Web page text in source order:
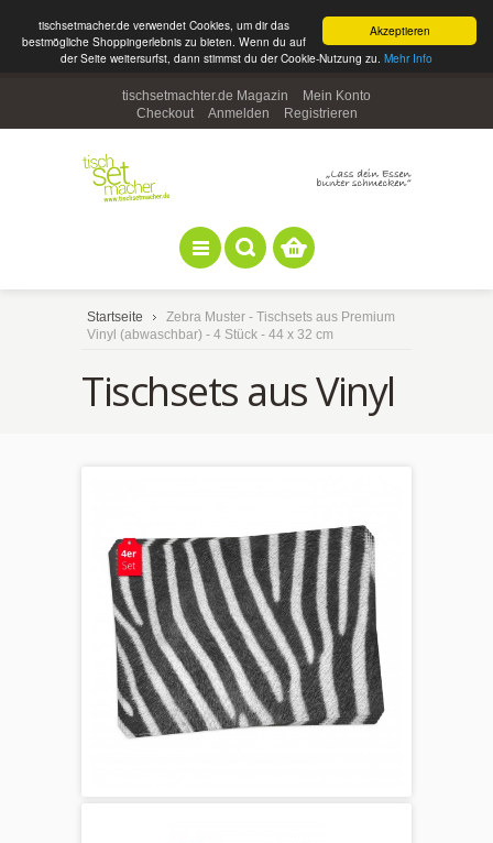
Akzeptieren
tischsetmacher.de verwendet Cookies, um dir das
bestmögliche Shoppingerlebnis zu bieten. Wenn du auf
der Seite weitersurfst, dann stimmst du der Cookie-Nutzung zu. Mehr Info
tischsetmachter.de Magazin
Mein Konto
Checkout
Anmelden Registrieren
Startseite
Zebra Muster - Tischsets aus Premium
Vinyl (abwaschbar) - 4 Stück - 44 x 32 cm
Tischsets aus Vinyl